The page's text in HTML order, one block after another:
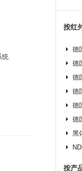
统
按红
德
德
德
德
德
德
黑
按产